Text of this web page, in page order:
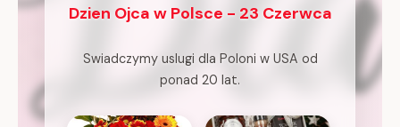
Dzien Ojca w Polsce - 23 Czerwca
Swiadczymy uslugi dla Poloni w USA od
ponad 20 lat.